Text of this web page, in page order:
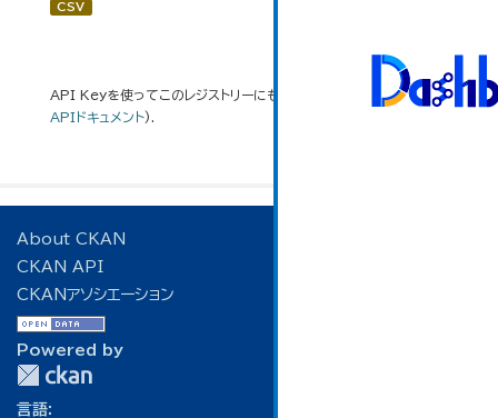
CSV
API Keyを使ってこのレジストリーにもアクセス可能ですAPI(see
APIドキュメント).
About CKAN
CKAN API
CKANアソシエーション
Powered by
言語